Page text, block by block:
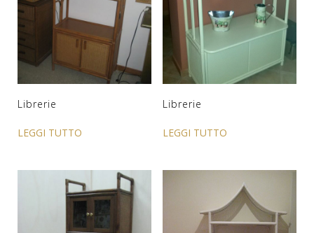
Librerie
LEGGI TUTTO
Librerie
LEGGI TUTTO